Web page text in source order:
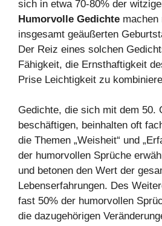
sich in etwa 70-80% der
Humorvolle Gedichte machen
insgesamt geäußerten
Der Reiz eines solchen
Fähigkeit, die Ernsthaftigkeit
Prise Leichtigkeit zu
Gedichte, die sich mit dem 50.
beschäftigen, beinhalten oft
die Themen „Weisheit“ und
der humorvollen Sprüche
und betonen den Wert der
Lebenserfahrungen. Des
fast 50% der humorvollen
die dazugehörigen